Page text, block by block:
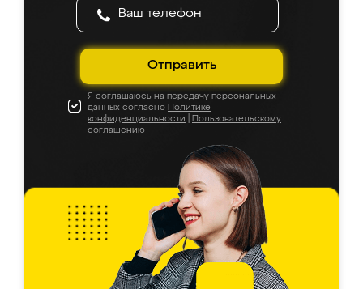
Отправить
Я соглашаюсь на передачу персональных
данных согласно Политике
конфиденциальности
Пользовательскому
соглашению